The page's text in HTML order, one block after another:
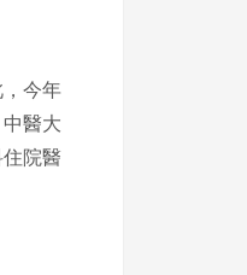
今年
醫大
院醫